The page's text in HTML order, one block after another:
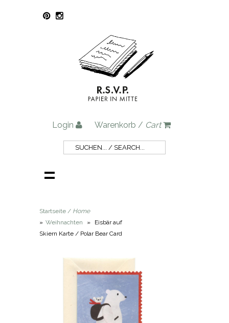
Login Warenkorb / Cart
Startseite / Home
» Weihnachten »
Eisbär auf
Skiern Karte / Polar Bear Card